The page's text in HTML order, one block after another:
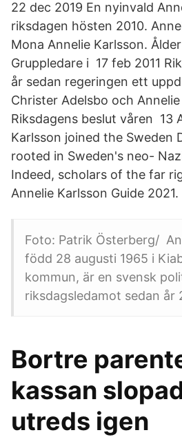
22 dec 2019 En nyinvald
riksdagen hösten 2010.
Mona Annelie Karlsson.
Gruppledare i 17 feb 2011
år sedan regeringen ett
Christer Adelsbo och Annelie
Riksdagens beslut våren 13
Karlsson joined the Sweden
rooted in Sweden's neo-
Indeed, scholars of the far
Annelie Karlsson Guide 2021.
Foto: Patrik Österberg/
född 28 augusti 1965 i
kommun, är en svensk
riksdagsledamot sedan år
Bortre
kassan
utreds igen